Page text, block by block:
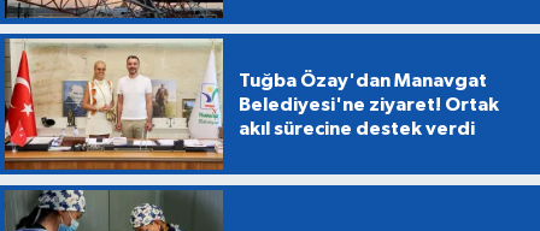
Tuğba Özay'dan Manavgat
Belediyesi'ne ziyaret! Ortak
akıl sürecine destek verdi